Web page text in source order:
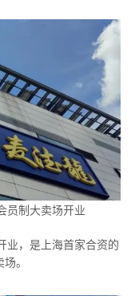
员制大卖场开业
业，是上海首家合资的
。